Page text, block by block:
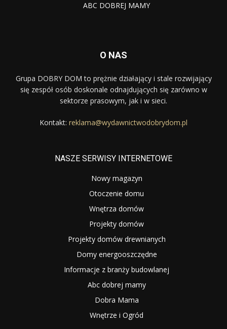
ABC DOBREJ MAMY
O NAS
Grupa DOBRY DOM to prężnie działający i stale rozwijający
się zespół osób doskonale odnajdujących się zarówno w
sektorze prasowym, jak i w sieci.
Kontakt: reklama@wydawnictwodobrydom.pl
NASZE SERWISY INTERNETOWE
Nowy magazyn
Otoczenie domu
Wnętrza domów
Projekty domów
Projekty domów drewnianych
Domy energooszczędne
Informacje z branży budowlanej
Abc dobrej mamy
Dobra Mama
Wnętrze i Ogród